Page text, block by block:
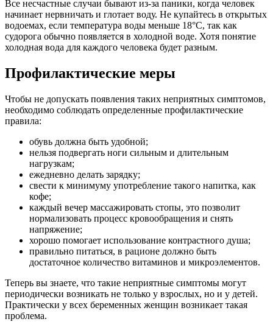
Все несчастные случаи бывают из-за паники, когда человек
начинает нервничать и глотает воду. Не купайтесь в открытых
водоемах, если температура воды меньше 18°С, так как
судорога обычно появляется в холодной воде. Хотя понятие
холодная вода для каждого человека будет разным.
Профилактические меры
Чтобы не допускать появления таких неприятных симптомов,
необходимо соблюдать определенные профилактические
правила:
обувь должна быть удобной;
нельзя подвергать ноги сильным и длительным
нагрузкам;
ежедневно делать зарядку;
свести к минимуму употребление такого напитка, как
кофе;
каждый вечер массажировать стопы, это позволит
нормализовать процесс кровообращения и снять
напряжение;
хорошо помогает использование контрастного душа;
правильно питаться, в рационе должно быть
достаточное количество витаминов и микроэлементов.
Теперь вы знаете, что такие неприятные симптомы могут
периодически возникать не только у взрослых, но и у детей.
Практически у всех беременных женщин возникает такая
проблема.